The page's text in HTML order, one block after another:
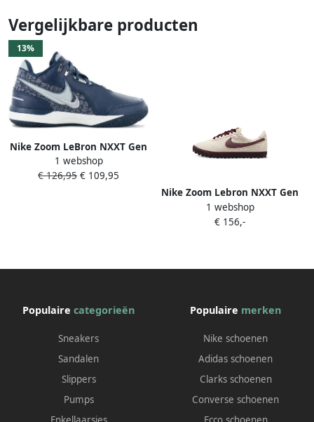
Vergelijkbare producten
13%
Nike Zoom LeBron NXXT Gen
AMPD First Game Heren
Sneakers Schoenen Blauw
1 webshop
€ 126,95 € 109,95
Nike Zoom Lebron NXXT Gen
AMPD sneakers Wit
1 webshop
€ 156,-
Populaire categorieën
Sneakers
Sandalen
Slippers
Pumps
Populaire merken
Nike schoenen
Adidas schoenen
Clarks schoenen
Converse schoenen